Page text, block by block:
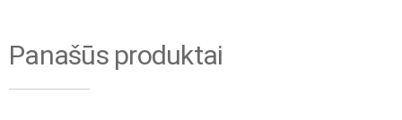
Panašūs produktai